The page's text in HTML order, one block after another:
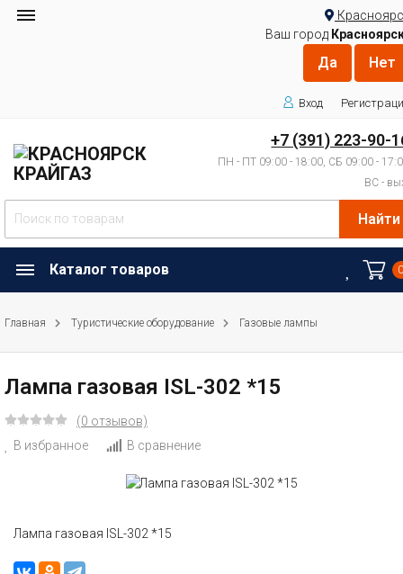
Ваш город
Вход
+7 (391) 223-90-
ПН - ПТ 09:00 - 18:00, СБ 09:00 -
ВС -
Найти
Каталог товаров
Главная Туристические оборудование Газовые лампы
Лампа газовая ISL-302 *15
(0 отзывов)
В избранное
В сравнение
Лампа газовая ISL-302 *15